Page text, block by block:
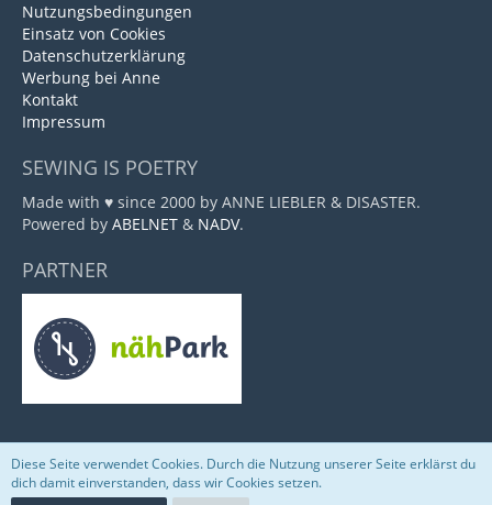
Nutzungsbedingungen
Einsatz von Cookies
Datenschutzerklärung
Werbung bei Anne
Kontakt
Impressum
SEWING IS POETRY
Made with ♥ since 2000 by ANNE LIEBLER & DISASTER.
Powered by ABELNET & NADV.
PARTNER
Community-Software:WoltLab Suite™
Diese Seite verwendet Cookies. Durch die Nutzung unserer Seite erklärst du
dich damit einverstanden, dass wir Cookies setzen.